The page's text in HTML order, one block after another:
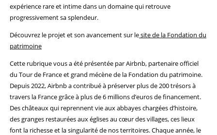
expérience rare et intime dans un domaine qui retrouve
progressivement sa splendeur.
Découvrez le projet et son avancement sur lesite de la Fondation du
patrimoine
Cette rubrique vous a été présentée par Airbnb, partenaire officiel
du Tour de France et grand mécène de la Fondation du patrimoine.
Depuis 2022, Airbnb a contribué à préserver plus de 200 trésors à
travers la France grâce à plus de 6 millions d’euros de financement.
Des châteaux qui reprennent vie aux abbayes chargées d’histoire,
des granges restaurées aux églises au cœur des villages, ces lieux
font la richesse et la singularité de nos territoires. Chaque année, le